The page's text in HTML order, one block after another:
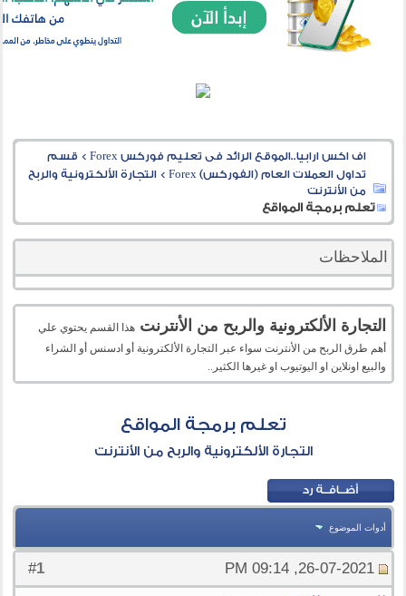
اف اكس ارابيا..الموقع الرائد فى تعليم فوركس Forex > قسم
تداول العملات العام (الفوركس) Forex
>التجارة الألكترونية والربح
من الأنترنت
تعلم برمجة المواقع
الملاحظات
التجارة الألكترونية والربح من الأنترنت هذا القسم يحتوي علي
أهم طرق الربح من الأنترنت سواء عبر التجارة الألكترونية أو ادسنس أو الشراء
والبيع اونلاين او اليوتيوب او غيرها الكثير..
تعلم برمجة المواقع
التجارة الألكترونية والربح من الأنترنت
أدوات الموضوع
#
1 26-07-2021, 09:14 PM